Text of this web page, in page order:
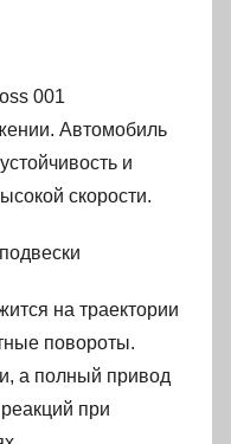
001
Автомобиль
и
скорости.
на траектории
повороты.
а полный привод
при